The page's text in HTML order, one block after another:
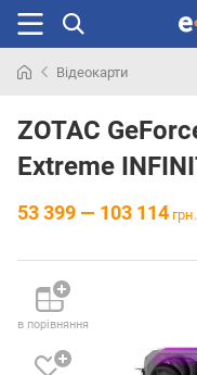
раніше
Відеокарти
ZOTAC
Extreme
53 399 — 103 114 грн.
в порівняння